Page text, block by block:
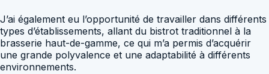
J’ai également eu l’opportunité de travailler dans différents
types d’établissements, allant du bistrot traditionnel à la
brasserie haut-de-gamme, ce qui m’a permis d’acquérir
une grande polyvalence et une adaptabilité à différents
environnements.